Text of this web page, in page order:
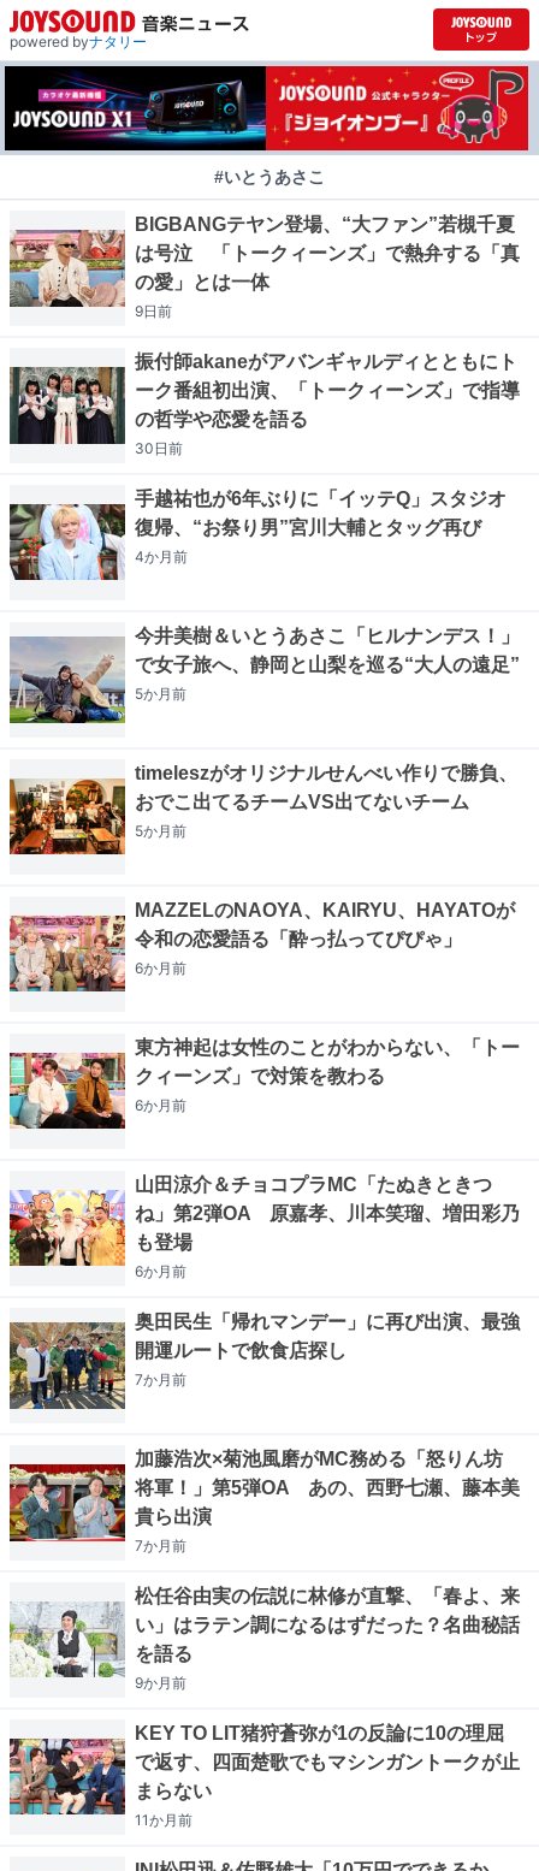
powered byナタリー
#いとうあさこ
BIGBANGテヤン登場、“大ファン”若槻千夏
は号泣 「トークィーンズ」で熱弁する「真
の愛」とは一体
9日前
振付師akaneがアバンギャルディとともにト
ーク番組初出演、「トークィーンズ」で指導
の哲学や恋愛を語る
30日前
手越祐也が6年ぶりに「イッテQ」スタジオ
復帰、“お祭り男”宮川大輔とタッグ再び
4か月前
今井美樹＆いとうあさこ「ヒルナンデス！」
で女子旅へ、静岡と山梨を巡る“大人の遠足”
5か月前
timeleszがオリジナルせんべい作りで勝負、
おでこ出てるチームVS出てないチーム
5か月前
MAZZELのNAOYA、KAIRYU、HAYATOが
令和の恋愛語る「酔っ払ってぴぴゃ」
6か月前
東方神起は女性のことがわからない、「トー
クィーンズ」で対策を教わる
6か月前
山田涼介＆チョコプラMC「たぬきときつ
ね」第2弾OA 原嘉孝、川本笑瑠、増田彩乃
も登場
6か月前
奥田民生「帰れマンデー」に再び出演、最強
開運ルートで飲食店探し
7か月前
加藤浩次×菊池風磨がMC務める「怒りん坊
将軍！」第5弾OA あの、西野七瀬、藤本美
貴ら出演
7か月前
松任谷由実の伝説に林修が直撃、「春よ、来
い」はラテン調になるはずだった？名曲秘話
を語る
9か月前
KEY TO LIT猪狩蒼弥が1の反論に10の理屈
で返す、四面楚歌でもマシンガントークが止
まらない
11か月前